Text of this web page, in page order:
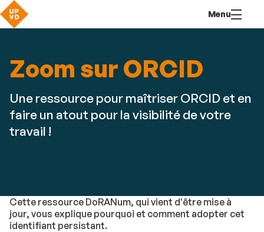
contenu
Menu
Zoom sur ORCID
Une ressource pour maîtriser ORCID et en
faire un atout pour la visibilité de votre
travail !
Cette ressource DoRANum, qui vient d'être mise à
jour, vous explique pourquoi et comment adopter cet
identifiant persistant.